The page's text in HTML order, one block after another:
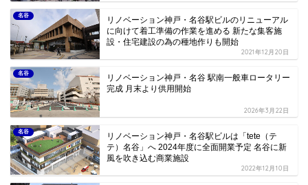
名谷
リノベーション神戸・名谷駅ビルのリニューアル
に向けて着工準備の作業を進める 新たな集客施
設・住宅建設の為の種地作りも開始
2021年12月20日
名谷
リノベーション神戸・名谷 駅南一般車ロータリー
完成 月末より供用開始
2026年3月22日
名谷
リノベーション神戸・名谷駅ビルは「tete（テ
テ）名谷」へ 2024年度に全面開業予定 名谷に新
風を吹き込む商業施設
2022年12月10日